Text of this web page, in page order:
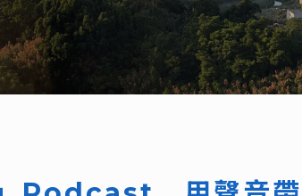
計畫徵求